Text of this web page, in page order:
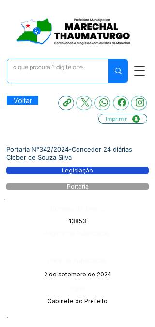
Voltar
Imprimir
Portaria N°342/2024-Conceder 24 diárias
Cleber de Souza Silva
Legislação
Portaria
13853
2 de setembro de 2024
Gabinete do Prefeito